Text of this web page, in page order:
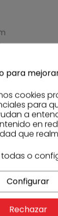
de
para
cookies
para
a
en
que
o
Configurar
Rechazar